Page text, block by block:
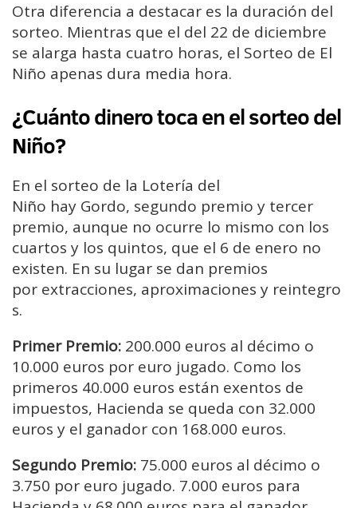
Otra diferencia a destacar es la duración del
sorteo. Mientras que el del 22 de diciembre
se alarga hasta cuatro horas, el Sorteo de El
Niño apenas dura media hora.
¿Cuánto dinero toca en el sorteo del
Niño?
En el sorteo de la Lotería del
Niño hay Gordo, segundo premio y tercer
premio, aunque no ocurre lo mismo con los
cuartos y los quintos, que el 6 de enero no
existen. En su lugar se dan premios
por extracciones, aproximaciones y reintegro
s.
Primer Premio: 200.000 euros al décimo o
10.000 euros por euro jugado. Como los
primeros 40.000 euros están exentos de
impuestos, Hacienda se queda con 32.000
euros y el ganador con 168.000 euros.
Segundo Premio: 75.000 euros al décimo o
3.750 por euro jugado. 7.000 euros para